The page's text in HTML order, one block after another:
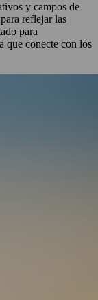
y campos de
reflejar las
para
que conecte con los